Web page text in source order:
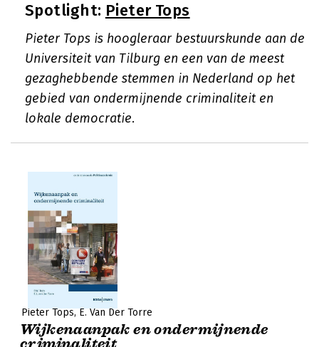
Spotlight: Pieter Tops
Pieter Tops is hoogleraar bestuurskunde aan de
Universiteit van Tilburg en een van de meest
gezaghebbende stemmen in Nederland op het
gebied van ondermijnende criminaliteit en
lokale democratie.
Pieter Tops E. Van Der Torre
Wijkenaanpak en ondermijnende